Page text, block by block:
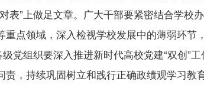
表”上做足文章。广大干部要紧密结合学校
点领域，深入检视学校发展中的薄弱环节
党组织要深入推进新时代高校党建“双创”
，持续巩固树立和践行正确政绩观学习教